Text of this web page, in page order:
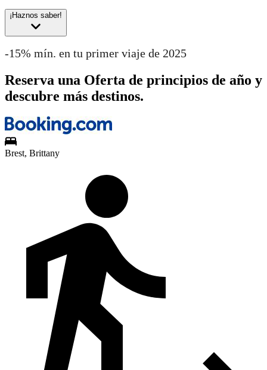
¡Haznos saber!
-15% mín. en tu primer viaje de 2025
Reserva una Oferta de principios de año y
descubre más destinos.
Brest, Brittany